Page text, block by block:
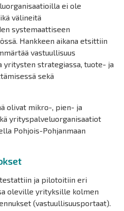
ei ole
välineitä
systemaattiseen
Hankkeen aikana etsittiin
vastuullisuus
yritysten strategiassa, tuote- ja
sekä
olivat mikro-, pien- ja
yrityspalveluorganisaatiot
Pohjois-Pohjanmaan
ja pilotoitiin eri
oleville yrityksille kolmen
(vastuullisuusportaat).